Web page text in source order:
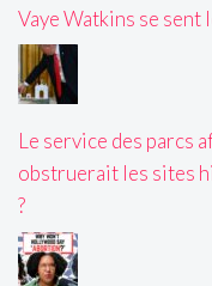
Vaye Watkins se sent
Le service des parcs
obstruerait les sites
?